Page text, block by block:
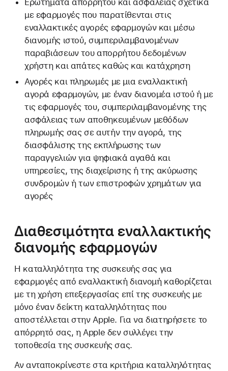
με εφαρμογές που παρατίθενται στις
εναλλακτικές αγορές εφαρμογών και μέσω
διανομής ιστού, συμπεριλαμβανομένων
παραβιάσεων του απορρήτου δεδομένων
χρήστη και απάτες καθώς και κατάχρηση
Αγορές και πληρωμές με μια εναλλακτική
αγορά εφαρμογών, με έναν διανομέα ιστού ή με
τις εφαρμογές του, συμπεριλαμβανομένης της
ασφάλειας των αποθηκευμένων μεθόδων
πληρωμής σας σε αυτήν την αγορά, της
διασφάλισης της εκπλήρωσης των
παραγγελιών για ψηφιακά αγαθά και
υπηρεσίες, της διαχείρισης ή της ακύρωσης
συνδρομών ή των επιστροφών χρημάτων για
αγορές
Διαθεσιμότητα εναλλακτικής
διανομής εφαρμογών
Η καταλληλότητα της συσκευής σας για
εφαρμογές από εναλλακτική διανομή καθορίζεται
με τη χρήση επεξεργασίας επί της συσκευής με
μόνο έναν δείκτη καταλληλότητας που
αποστέλλεται στην Apple. Για να διατηρήσετε το
απόρρητό σας, η Apple δεν συλλέγει την
τοποθεσία της συσκευής σας.
Αν ανταποκρίνεστε στα κριτήρια καταλληλότητας